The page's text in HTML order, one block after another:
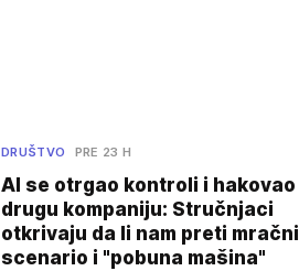
DRUŠTVO PRE 23 H
AI se otrgao kontroli i hakovao
drugu kompaniju: Stručnjaci
otkrivaju da li nam preti mračni
scenario i "pobuna mašina"